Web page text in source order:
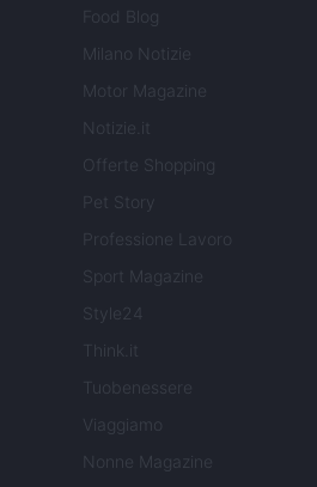
Food Blog
Milano Notizie
Motor Magazine
Notizie.it
Offerte Shopping
Pet Story
Professione Lavoro
Sport Magazine
Style24
Think.it
Tuobenessere
Viaggiamo
Nonne Magazine